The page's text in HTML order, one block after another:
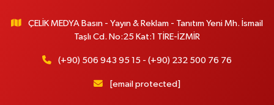
ÇELİK MEDYA Basın - Yayın & Reklam - Tanıtım Yeni Mh. İsmail
Taşlı Cd. No:25 Kat:1 TİRE-İZMİR
(+90) 506 943 95 15 - (+90) 232 500 76 76
[email protected]